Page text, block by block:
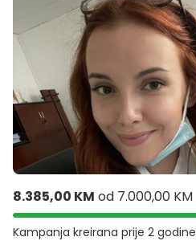
8.385,00 KM od 7.000,00 KM
Kampanja kreirana prije 2 godine